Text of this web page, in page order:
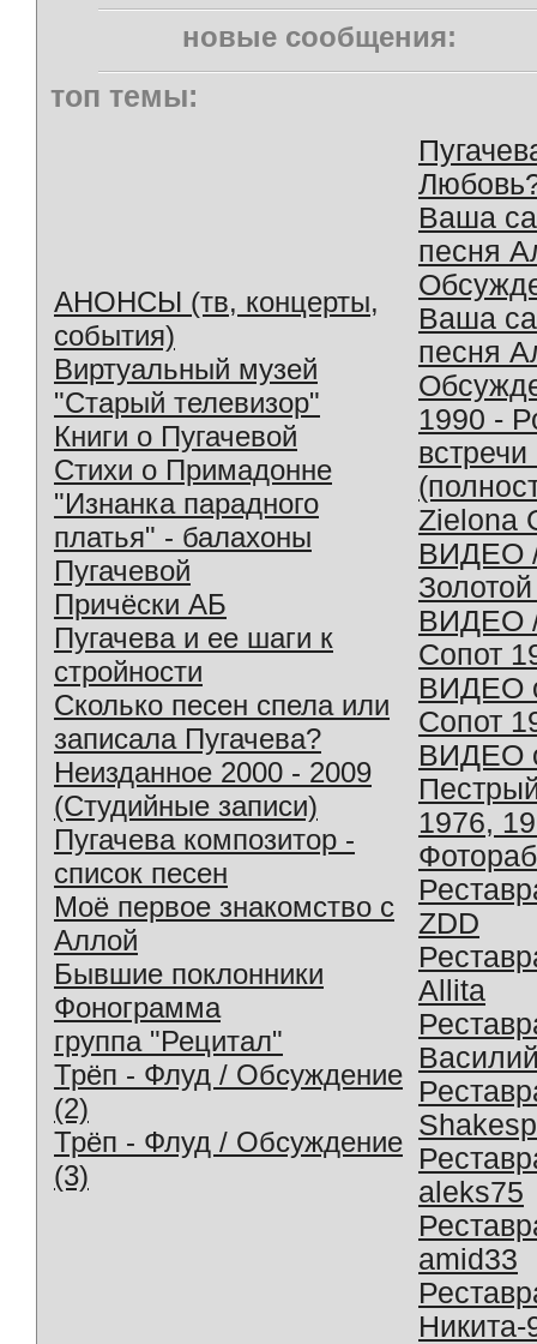
новые сообщения:
топ темы:
АНОНСЫ (тв, концерты,
события)
Виртуальный музей
"Старый телевизор"
Книги о Пугачевой
Стихи о Примадонне
"Изнанка парадного
платья" - балахоны
Пугачевой
Причёски АБ
Пугачева и ее шаги к
стройности
Сколько песен спела или
записала Пугачева?
Неизданное 2000 - 2009
(Студийные записи)
Пугачева композитор -
список песен
Моё первое знакомство с
Аллой
Бывшие поклонники
Фонограмма
группа "Рецитал"
Трёп - Флуд / Обсуждение
(2)
Трёп - Флуд / Обсуждение
(3)
Ваша
песня
Ваша
песня
1990 -
Zielona
ВИДЕО
ВИДЕО
Сопот
ВИДЕО
Сопот
ВИДЕО
1976,
ZDD
Allita
aleks75
amid33
Никита-